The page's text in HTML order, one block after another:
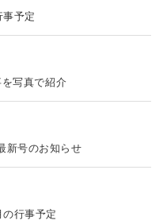
事予定
を写真で紹介
新号のお知らせ
の行事予定